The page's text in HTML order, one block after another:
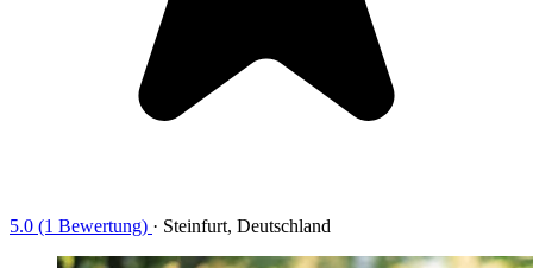
5.0 (1 Bewertung) · Steinfurt, Deutschland